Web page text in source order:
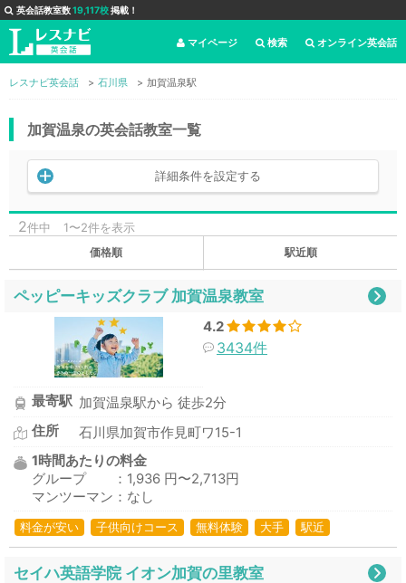
英会話教室数19,117校掲載！
オンライン英会話
検索
マイページ
レスナビ英会話 石川県 加賀温泉駅
加賀温泉の英会話教室一覧
詳細条件を設定する
2件中 1〜2件を表示
価格順 駅近順
ペッピーキッズクラブ 加賀温泉教室
4.2
3434件
最寄駅 加賀温泉駅から 徒歩2分
住所
石川県加賀市作見町ワ15-1
1時間あたりの料金
グループ ：1,936 円〜2,713円
マンツーマン：なし
料金が安い 子供向けコース 無料体験 大手 駅近
セイハ英語学院 イオン加賀の里教室